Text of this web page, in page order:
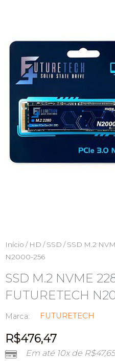
Início / HD / SSD / SSD M.2
N2000-256
SSD M.2 NVME
FUTURETECH
Marca: FUTURETECH
R$476,47
Em até 10x de R$47,65